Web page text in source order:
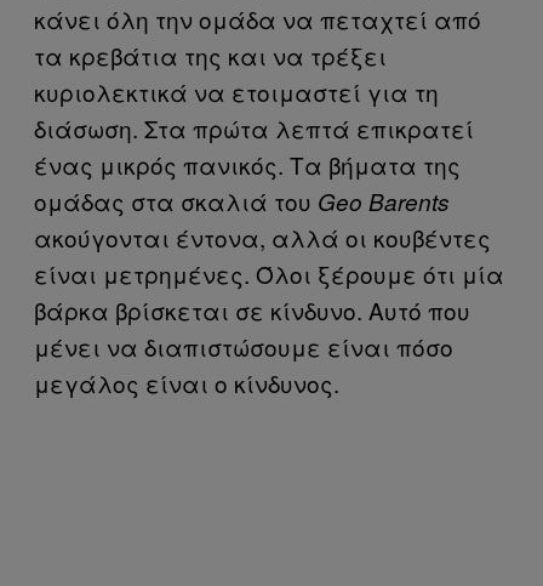
κάνει όλη την ομάδα να πεταχτεί από
τα κρεβάτια της και να τρέξει
κυριολεκτικά να ετοιμαστεί για τη
διάσωση. Στα πρώτα λεπτά επικρατεί
ένας μικρός πανικός. Τα βήματα της
ομάδας στα σκαλιά του Geo Barents
ακούγονται έντονα, αλλά οι κουβέντες
είναι μετρημένες. Όλοι ξέρουμε ότι μία
βάρκα βρίσκεται σε κίνδυνο. Αυτό που
μένει να διαπιστώσουμε είναι πόσο
μεγάλος είναι ο κίνδυνος.